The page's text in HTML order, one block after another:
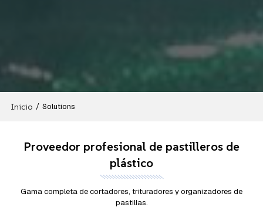
Inicio / Solutions
Proveedor profesional de pastilleros de
plástico
Gama completa de cortadores, trituradores y organizadores de
pastillas.